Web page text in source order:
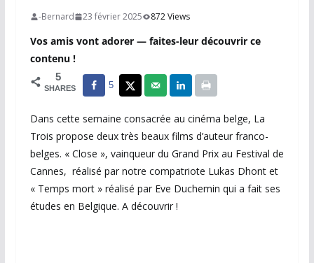
-Bernard 23 février 2025 872 Views
Vos amis vont adorer — faites-leur découvrir ce
contenu !
5
SHARES 5
Dans cette semaine consacrée au cinéma belge, La
Trois propose deux très beaux films d’auteur franco-
belges. « Close », vainqueur du Grand Prix au Festival de
Cannes, réalisé par notre compatriote Lukas Dhont et
« Temps mort » réalisé par Eve Duchemin qui a fait ses
études en Belgique. A découvrir !